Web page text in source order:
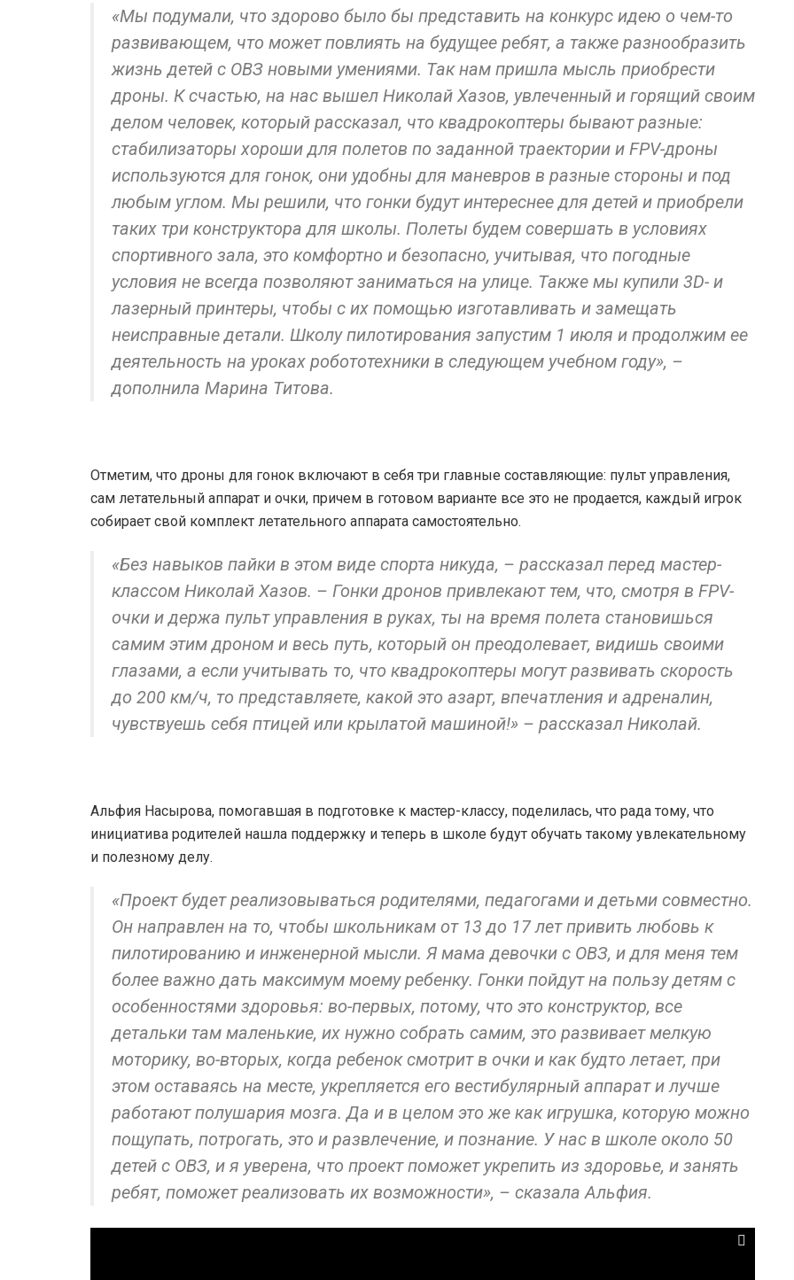
«Мы подумали, что здорово было бы представить на конкурс идею о чем-то
развивающем, что может повлиять на будущее ребят, а также разнообразить
жизнь детей с ОВЗ новыми умениями. Так нам пришла мысль приобрести
дроны. К счастью, на нас вышел Николай Хазов, увлеченный и горящий своим
делом человек, который рассказал, что квадрокоптеры бывают разные:
стабилизаторы хороши для полетов по заданной траектории и FPV-дроны
используются для гонок, они удобны для маневров в разные стороны и под
любым углом. Мы решили, что гонки будут интереснее для детей и приобрели
таких три конструктора для школы. Полеты будем совершать в условиях
спортивного зала, это комфортно и безопасно, учитывая, что погодные
условия не всегда позволяют заниматься на улице. Также мы купили 3D- и
лазерный принтеры, чтобы с их помощью изготавливать и замещать
неисправные детали. Школу пилотирования запустим 1 июля и продолжим ее
деятельность на уроках робототехники в следующем учебном году», –
дополнила Марина Титова.
Отметим, что дроны для гонок включают в себя три главные составляющие: пульт управления,
сам летательный аппарат и очки, причем в готовом варианте все это не продается, каждый игрок
собирает свой комплект летательного аппарата самостоятельно.
«Без навыков пайки в этом виде спорта никуда, – рассказал перед мастер-
классом Николай Хазов. – Гонки дронов привлекают тем, что, смотря в FPV-
очки и держа пульт управления в руках, ты на время полета становишься
самим этим дроном и весь путь, который он преодолевает, видишь своими
глазами, а если учитывать то, что квадрокоптеры могут развивать скорость
до 200 км/ч, то представляете, какой это азарт, впечатления и адреналин,
чувствуешь себя птицей или крылатой машиной!» – рассказал Николай.
Альфия Насырова, помогавшая в подготовке к мастер-классу, поделилась, что рада тому, что
инициатива родителей нашла поддержку и теперь в школе будут обучать такому увлекательному
и полезному делу.
«Проект будет реализовываться родителями, педагогами и детьми совместно.
Он направлен на то, чтобы школьникам от 13 до 17 лет привить любовь к
пилотированию и инженерной мысли. Я мама девочки с ОВЗ, и для меня тем
более важно дать максимум моему ребенку. Гонки пойдут на пользу детям с
особенностями здоровья: во-первых, потому, что это конструктор, все
детальки там маленькие, их нужно собрать самим, это развивает мелкую
моторику, во-вторых, когда ребенок смотрит в очки и как будто летает, при
этом оставаясь на месте, укрепляется его вестибулярный аппарат и лучше
работают полушария мозга. Да и в целом это же как игрушка, которую можно
пощупать, потрогать, это и развлечение, и познание. У нас в школе около 50
детей с ОВЗ, и я уверена, что проект поможет укрепить из здоровье, и занять
ребят, поможет реализовать их возможности», – сказала Альфия.